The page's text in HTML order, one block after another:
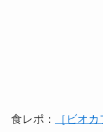
食レポ：
［ビオ